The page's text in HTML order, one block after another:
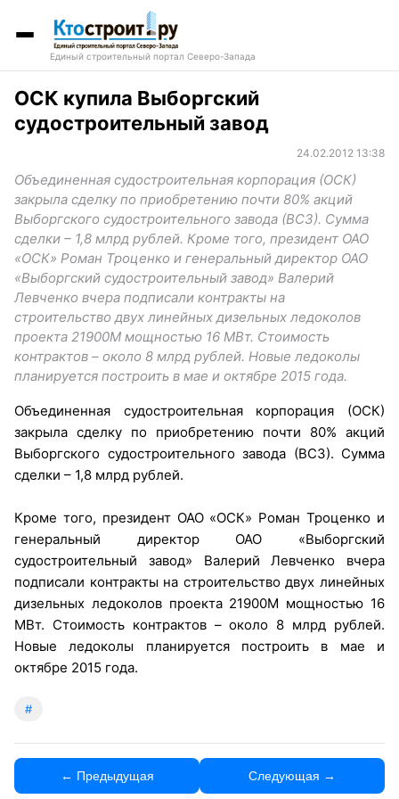
Единый строительный портал Северо-Запада
ОСК купила Выборгский
судостроительный завод
24.02.2012 13:38
Объединенная судостроительная корпорация (ОСК)
закрыла сделку по приобретению почти 80% акций
Выборгского судостроительного завода (ВСЗ). Сумма
сделки – 1,8 млрд рублей. Кроме того, президент ОАО
«ОСК» Роман Троценко и генеральный директор ОАО
«Выборгский судостроительный завод» Валерий
Левченко вчера подписали контракты на
строительство двух линейных дизельных ледоколов
проекта 21900М мощностью 16 МВт. Стоимость
контрактов – около 8 млрд рублей. Новые ледоколы
планируется построить в мае и октябре 2015 года.
Объединенная судостроительная корпорация (ОСК)
закрыла сделку по приобретению почти 80% акций
Выборгского судостроительного завода (ВСЗ). Сумма
сделки – 1,8 млрд рублей.
Кроме того, президент ОАО «ОСК» Роман Троценко и
генеральный директор ОАО «Выборгский
судостроительный завод» Валерий Левченко вчера
подписали контракты на строительство двух линейных
дизельных ледоколов проекта 21900М мощностью 16
МВт. Стоимость контрактов – около 8 млрд рублей.
Новые ледоколы планируется построить в мае и
октябре 2015 года.
#
← Предыдущая Следующая →